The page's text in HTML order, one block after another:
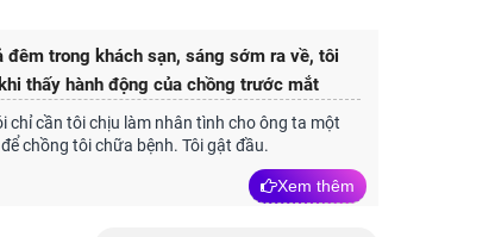
đêm trong khách sạn, sáng sớm ra về, tôi
thấy hành động của chồng trước mắt
chỉ cần tôi chịu làm nhân tình cho ông ta một
chồng tôi chữa bệnh. Tôi gật đầu.
Xem thêm